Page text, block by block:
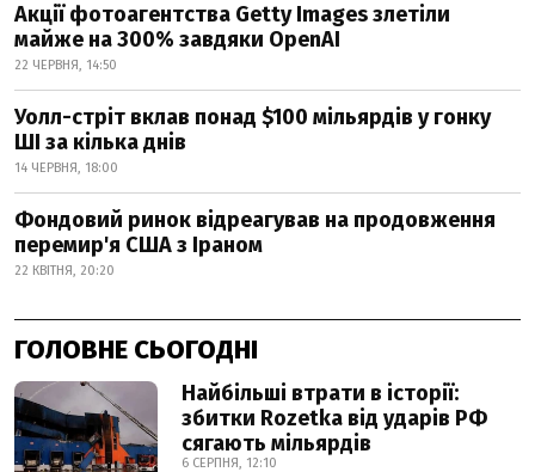
Акції фотоагентства Getty Images злетіли
майже на 300% завдяки OpenAI
22 ЧЕРВНЯ, 14:50
Уолл-стріт вклав понад $100 мільярдів у гонку
ШІ за кілька днів
14 ЧЕРВНЯ, 18:00
Фондовий ринок відреагував на продовження
перемир'я США з Іраном
22 КВІТНЯ, 20:20
ГОЛОВНЕ СЬОГОДНІ
Найбільші втрати в історії:
збитки Rozetka від ударів РФ
сягають мільярдів
6 СЕРПНЯ, 12:10